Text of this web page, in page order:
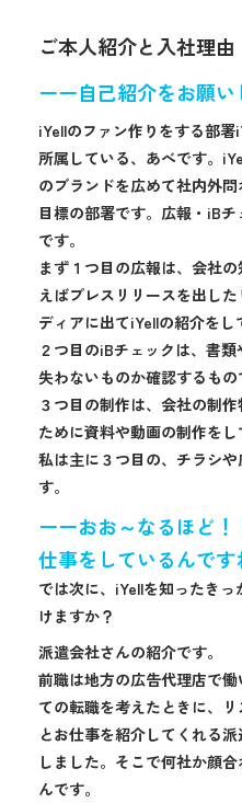
ご本人紹介と入社理由
ーー自己紹介をお願い
iYellのファン作りをする部
所属している、あべです。
のブランドを広めて社内外
目標の部署です。広報・iB
です。
まず１つ目の広報は、会社
えばプレスリリースを出し
ディアに出てiYellの紹介をし
２つ目のiBチェックは、書
失わないものか確認するもの
３つ目の制作は、会社の制
ために資料や動画の制作をし
私は主に３つ目の、チラシ
す。
ーーおお～なるほど
仕事をしているんです
では次に、iYellを知ったき
けますか？
派遣会社さんの紹介です。
前職は地方の広告代理店で
ての転職を考えたときに、
とお仕事を紹介してくれる
しました。そこで何社か顔
んです。